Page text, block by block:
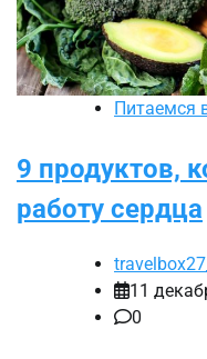
Питаемся
9 продуктов,
работу сердца
travelbox27_
11
0